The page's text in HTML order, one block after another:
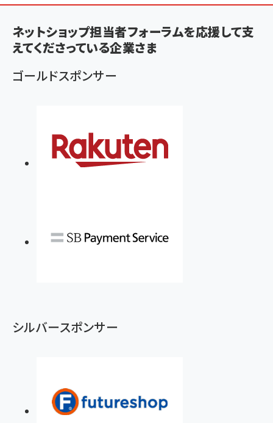
く
ず
ネットショップ担当者フォーラムを応援して支
えてくださっている企業さま
ゴールドスポンサー
シルバースポンサー